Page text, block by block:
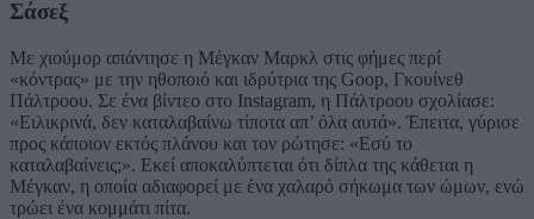
Σάσεξ
Με χιούμορ απάντησε η Μέγκαν Μαρκλ στις φήμες περί
«κόντρας» με την ηθοποιό και ιδρύτρια της Goop, Γκουίνεθ
Πάλτροου. Σε ένα βίντεο στο Instagram, η Πάλτροου σχολίασε:
«Ειλικρινά, δεν καταλαβαίνω τίποτα απ’ όλα αυτά». Έπειτα, γύρισε
προς κάποιον εκτός πλάνου και τον ρώτησε: «Εσύ το
καταλαβαίνεις;». Εκεί αποκαλύπτεται ότι δίπλα της κάθεται η
Μέγκαν, η οποία αδιαφορεί με ένα χαλαρό σήκωμα των ώμων, ενώ
τρώει ένα κομμάτι πίτα.